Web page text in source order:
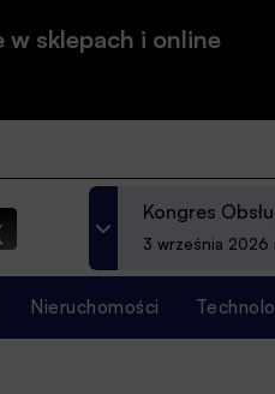
w sklepach i online
Kongres
3 września 2026
Nieruchomości